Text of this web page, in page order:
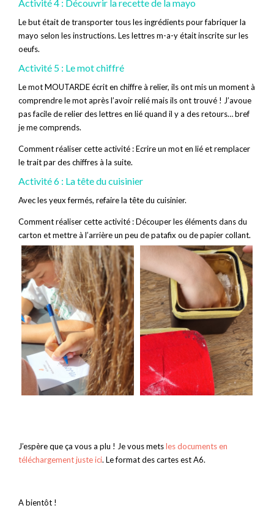
Activité 4 : Découvrir la recette de la mayo
Le but était de transporter tous les ingrédients pour fabriquer la
mayo selon les instructions. Les lettres m-a-y était inscrite sur les
oeufs.
Activité 5 : Le mot chiffré
Le mot MOUTARDE écrit en chiffre à relier, ils ont mis un moment à
comprendre le mot après l’avoir relié mais ils ont trouvé ! J’avoue
pas facile de relier des lettres en lié quand il y a des retours… bref
je me comprends.
Comment réaliser cette activité : Ecrire un mot en lié et remplacer
le trait par des chiffres à la suite.
Activité 6 : La tête du cuisinier
Avec les yeux fermés, refaire la tête du cuisinier.
Comment réaliser cette activité : Découper les éléments dans du
carton et mettre à l’arrière un peu de patafix ou de papier collant.
J’espère que ça vous a plu ! Je vous metsles documents en
téléchargement juste ici. Le format des cartes est A6.
A bientôt !